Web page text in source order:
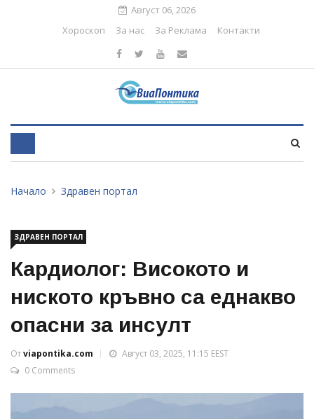
Август 06, 2026
Хороскоп
За нас За Реклама Контакти
Начало Здравен портал
ЗДРАВЕН ПОРТАЛ
Кардиолог: Високото и
ниското кръвно са еднакво
опасни за инсулт
Отviapontika.com
Август 03, 2025, 11:15 EEST
0 Comments